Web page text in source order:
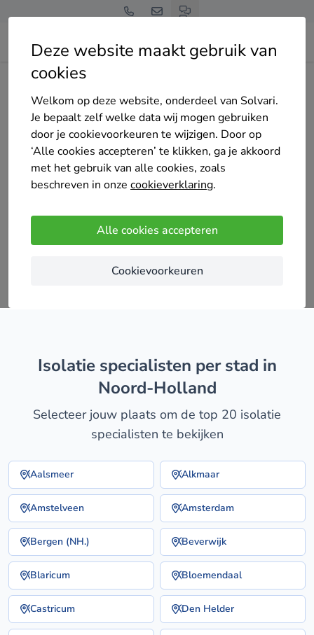
Deze website maakt gebruik van
cookies
Welkom op deze website, onderdeel van Solvari.
Je bepaalt zelf welke data wij mogen gebruiken
door je cookievoorkeuren te wijzigen. Door op
‘Alle cookies accepteren’ te klikken, ga je akkoord
met het gebruik van alle cookies, zoals
beschreven in onze cookieverklaring.
Alle cookies accepteren
Cookievoorkeuren
Home Isolatie
Tot 4 offertes op maat
isolatie specialisten in
Noord-Holland
Vergelijk offertes
isolatie specialisten per stad in
Noord-Holland
Selecteer jouw plaats om de top 20 isolatie
specialisten te bekijken
Aalsmeer Alkmaar
Amstelveen Amsterdam
Bergen (NH.) Beverwijk
Blaricum Bloemendaal
Castricum Den Helder